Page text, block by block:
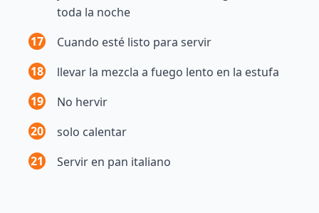
toda la noche
17
Cuando esté listo para servir
18
llevar la mezcla a fuego lento en la estufa
19
No hervir
20
solo calentar
21
Servir en pan italiano